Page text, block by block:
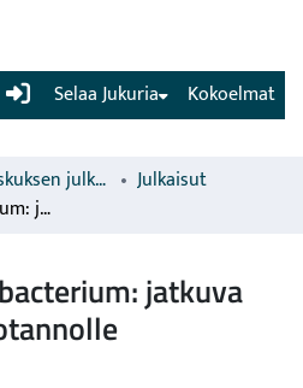
(current) Kokoelmat
Selaa Jukuria
Luonnonvarakeskuksen julkaisut
Julkaisut
Dickeya ja Pectobacterium: jatkuva uhka perunantuotannolle
jatkuva